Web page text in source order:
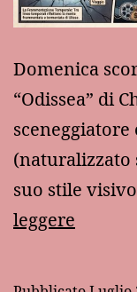
Domenica
“Odissea” di
(naturalizzato
suo stile
leggere